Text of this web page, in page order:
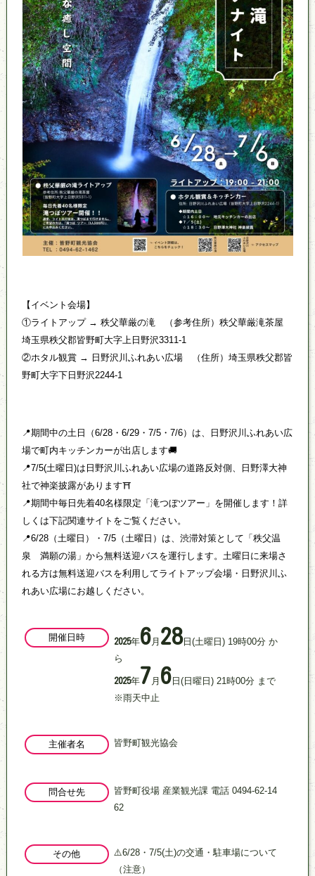
【イベント会場】
①ライトアップ → 秩父華厳の滝 （参考住所）秩父華厳滝茶屋
埼玉県秩父郡皆野町大字上日野沢3311-1
②ホタル観賞 → 日野沢川ふれあい広場 （住所）埼玉県秩父郡皆
野町大字下日野沢2244-1
📍期間中の土日（6/28・6/29・7/5・7/6）は、日野沢川ふれあい広
場で町内キッチンカーが出店します🚚
📍7/5(土曜日)は日野沢川ふれあい広場の道路反対側、日野澤大神
社で神楽披露があります⛩️
📍期間中毎日先着40名様限定「滝つぼツアー」を開催します！詳
しくは下記関連サイトをご覧ください。
📍6/28（土曜日）・7/5（土曜日）は、渋滞対策として「秩父温
泉 満願の湯」から無料送迎バスを運行します。土曜日に来場さ
れる方は無料送迎バスを利用してライトアップ会場・日野沢川ふ
れあい広場にお越しください。
開催日時 2025年6月 28日(土曜日) 19時00分 か
ら
2025年7月 6 日(日曜日) 21時00分 まで
※雨天中止
主催者名 皆野町観光協会
問合せ先
皆野町役場 産業観光課 電話 0494-62-14
62
その他
⚠️6/28・7/5(土)の交通・駐車場について
（注意）